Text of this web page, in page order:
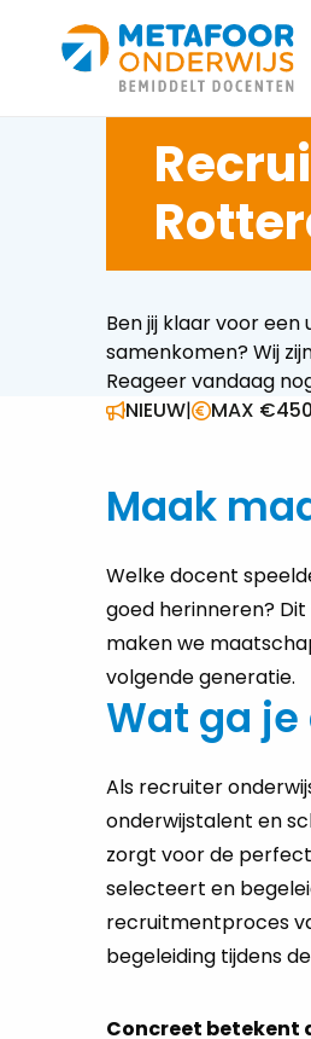
Metafoor
Onderwijs
Ben jij klaar voor
samenkomen? Wij
Reageer vandaag
NIEUW| MAX
Maak
Welke do­cent
goed her­in­ne­ren?
maken we
vol­gen­de ge­ne­ra­tie.
Wat ga je
Als recruiter
onderwijstalent en
zorgt voor de
selecteert en
recruitmentproces
begeleiding tijdens
Concreet betekent